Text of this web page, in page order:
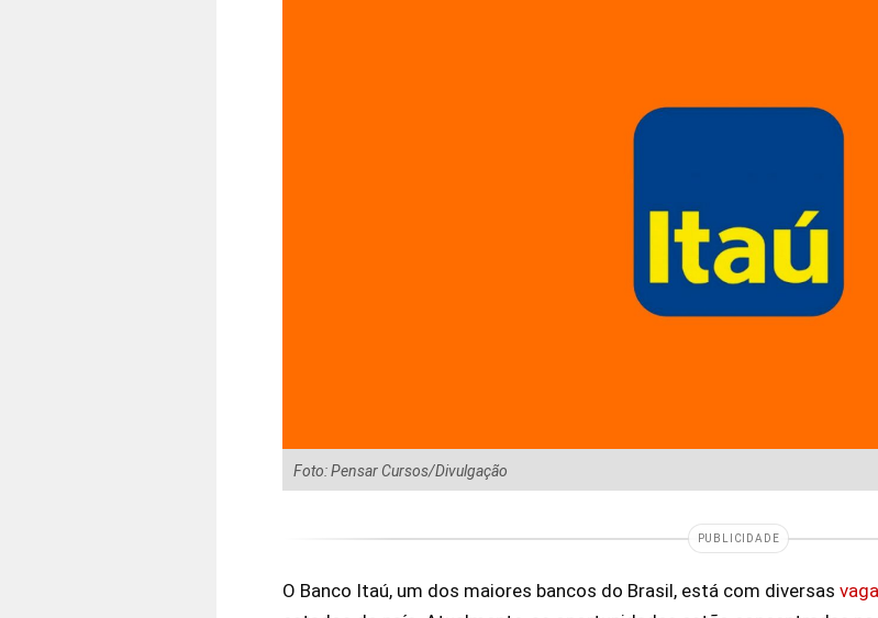
Foto: Pensar Cursos/Divulgação
PUBLICIDADE
O Banco Itaú, um dos maiores bancos do Brasil, está com diversas